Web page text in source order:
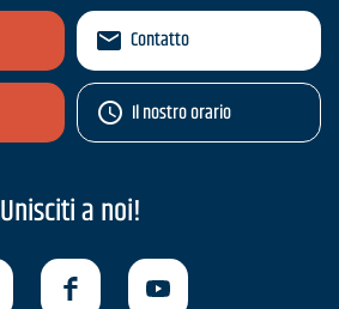
Contatto
Il nostro orario
Unisciti a noi!